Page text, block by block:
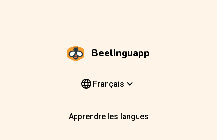
Beelinguapp
Français
Apprendre les langues